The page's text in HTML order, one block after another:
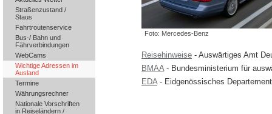
Straßenzustand /
Staus
Fahrtroutenservice
Bus-/ Bahn und
Fährverbindungen
WebCams
Wichtige Adressen im
Ausland
Termine
Währungsrechner
Nationale Vorschriften
in Reiseländern /
Foto: Mercedes-Benz
Reisehinweise - Auswärtiges Amt
BMAA- Bundesministerium für
EDA- Eidgenössisches